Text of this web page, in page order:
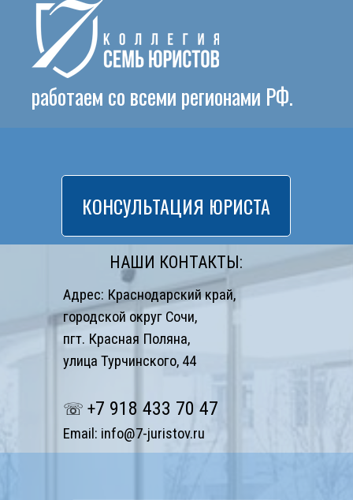
работаем со всеми регионами РФ.
КОНСУЛЬТАЦИЯ ЮРИСТА
НАШИ КОНТАКТЫ:
Адрес: Краснодарский край,
городской округ Сочи,
пгт. Красная Поляна,
улица Турчинского, 44
☏ +7 918 433 70 47
Email: info@7-juristov.ru